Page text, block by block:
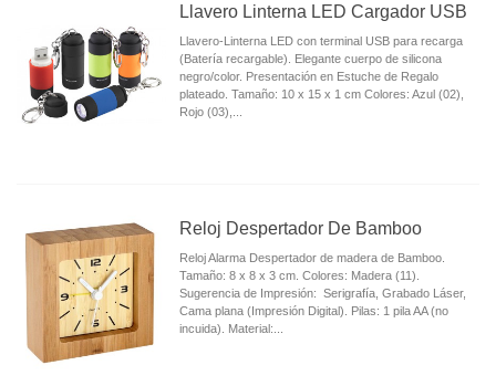
Llavero Linterna LED Cargador USB
Llavero-Linterna LED con terminal USB para recarga
(Batería recargable). Elegante cuerpo de silicona
negro/color. Presentación en Estuche de Regalo
plateado. Tamaño: 10 x 15 x 1 cm Colores: Azul (02),
Rojo (03),...
Reloj Despertador De Bamboo
Reloj Alarma Despertador de madera de Bamboo.
Tamaño: 8 x 8 x 3 cm. Colores: Madera (11).
Sugerencia de Impresión: Serigrafía, Grabado Láser,
Cama plana (Impresión Digital). Pilas: 1 pila AA (no
incuida). Material:...